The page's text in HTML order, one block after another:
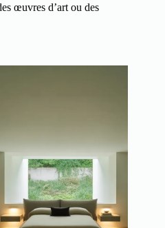
œuvres d’art ou des